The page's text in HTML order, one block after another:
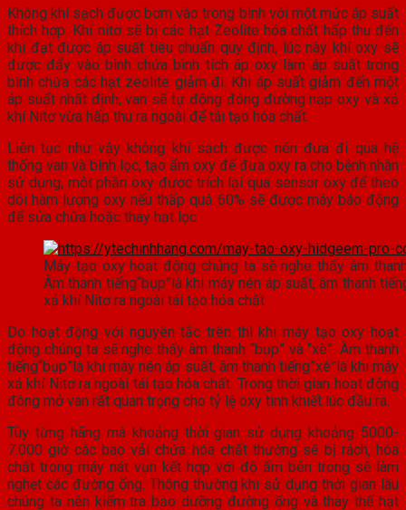
Không khí sạch được bơm vào trong bình với một mức áp suất
thích hợp. Khí nitơ sẽ bị các hạt Zeolite hóa chất hấp thu đến
khi đạt được áp suất tiêu chuẩn quy định, lúc này khí oxy sẽ
được đẩy vào bình chứa bình tích áp oxy làm áp suất trong
bình chứa các hạt zeolite giảm đi. Khi áp suất giảm đến một
áp suất nhất định, van sẽ tự động đóng đường nạp oxy và xả
khí Nitơ vừa hấp thu ra ngoài để tái tạo hóa chất.
Liên tục như vậy không khí sạch được nén đưa đi qua hệ
thống van và bình lọc, tạo ẩm oxy để đưa oxy ra cho bệnh nhân
sử dụng, một phần oxy được trích lại qua sensor oxy để theo
dõi hàm lượng oxy nếu thấp quá 60% sẽ được máy báo động
để sửa chữa hoặc thay hạt lọc.
Máy tạo oxy hoạt động chúng ta sẽ nghe thấy âm thanh
Âm thanh tiếng“bụp”là khi máy nén áp suất, âm thanh
xả khí Nitơ ra ngoài tái tạo hóa chất
Do hoạt động với nguyên tắc trên thì khi máy tạo oxy hoạt
động chúng ta sẽ nghe thấy âm thanh “bụp” và “xè”. Âm thanh
tiếng“bụp”là khi máy nén áp suất, âm thanh tiếng”xè”là khi máy
xả khí Nitơ ra ngoài tái tạo hóa chất. Trong thời gian hoạt động
đóng mở van rất quan trọng cho tỷ lệ oxy tinh khiết lúc đầu ra.
Tùy từng hãng mà khoảng thời gian sử dụng khoảng 5000-
7.000 giờ các bao vải chứa hóa chất thường sẽ bị rách, hóa
chất trong máy nát vụn kết hợp với độ ẩm bên trong sẽ làm
nghẹt các đường ống. Thông thường khi sử dụng thời gian lâu
chúng ta nên kiểm tra bảo dưỡng đường ống và thay thế hạt